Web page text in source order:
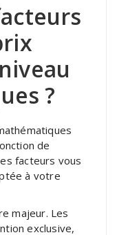
?
de
facteurs vous
à votre
majeur. Les
exclusive,